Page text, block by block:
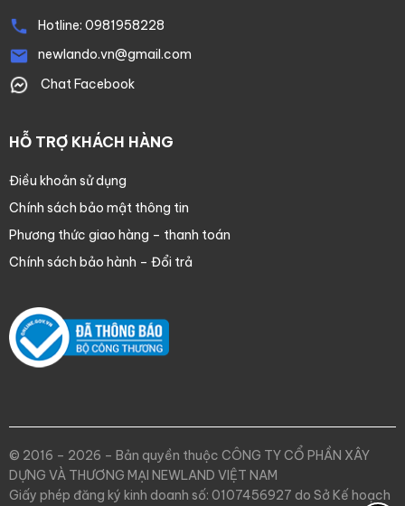
Hotline: 0981958228
newlando.vn@gmail.com
Chat Facebook
HỖ TRỢ KHÁCH HÀNG
Điều khoản sử dụng
Chính sách bảo mật thông tin
Phương thức giao hàng – thanh toán
Chính sách bảo hành – Đổi trả
© 2016 – 2026 – Bản quyền thuộc CÔNG TY CỔ PHẦN XÂY
DỰNG VÀ THƯƠNG MẠI NEWLAND VIỆT NAM
Giấy phép đăng ký kinh doanh số: 0107456927 do Sở Kế hoạch